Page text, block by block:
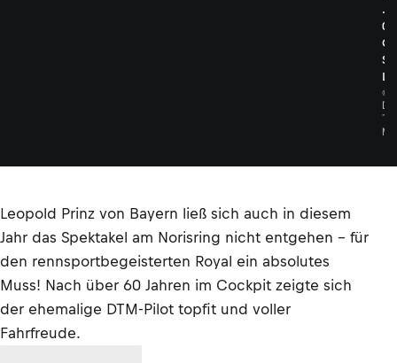
.
0
C
S
L
©
D
T
M
Leopold Prinz von Bayern ließ sich auch in diesem
Jahr das Spektakel am Norisring nicht entgehen – für
den rennsportbegeisterten Royal ein absolutes
Muss! Nach über 60 Jahren im Cockpit zeigte sich
der ehemalige DTM-Pilot topfit und voller
Fahrfreude.